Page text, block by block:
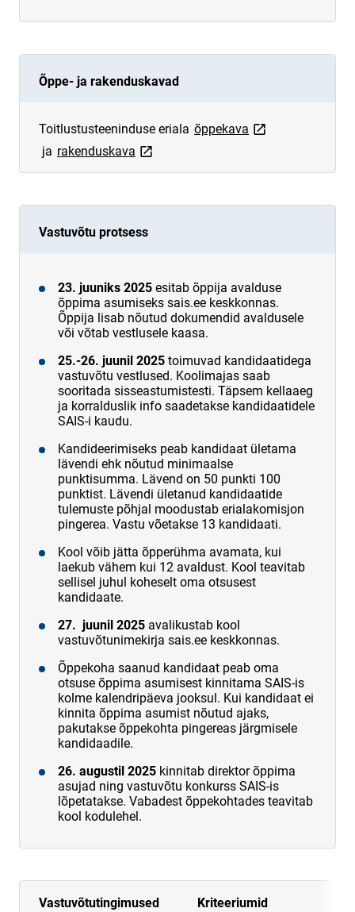
Õppe- ja rakenduskavad
Toitlustusteeninduse eriala õppekava link opens on new
ja rakenduskava link opens on new page
Vastuvõtu protsess
23. juuniks 2025 esitab õppija avalduse
õppima asumiseks sais.ee keskkonnas.
Õppija lisab nõutud dokumendid avaldusele
või võtab vestlusele kaasa.
25.-26. juunil 2025 toimuvad kandidaatidega
vastuvõtu vestlused. Koolimajas saab
sooritada sisseastumistesti. Täpsem kellaaeg
ja korralduslik info saadetakse kandidaatidele
SAIS-i kaudu.
Kandideerimiseks peab kandidaat ületama
lävendi ehk nõutud minimaalse
punktisumma. Lävend on 50 punkti 100
punktist. Lävendi ületanud kandidaatide
tulemuste põhjal moodustab erialakomisjon
pingerea. Vastu võetakse 13 kandidaati.
Kool võib jätta õpperühma avamata, kui
laekub vähem kui 12 avaldust. Kool teavitab
sellisel juhul koheselt oma otsusest
kandidaate.
27. juunil 2025 avalikustab kool
vastuvõtunimekirja sais.ee keskkonnas.
Õppekoha saanud kandidaat peab oma
otsuse õppima asumisest kinnitama SAIS-is
kolme kalendripäeva jooksul. Kui kandidaat ei
kinnita õppima asumist nõutud ajaks,
pakutakse õppekohta pingereas järgmisele
kandidaadile.
26. augustil 2025 kinnitab direktor õppima
asujad ning vastuvõtu konkurss SAIS-is
lõpetatakse. Vabadest õppekohtades teavitab
kool kodulehel.
Vastuvõtutingimused Kriteeriumid